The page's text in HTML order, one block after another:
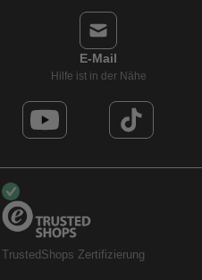
E-Mail
Hilfe ist in der Nähe
TrustedShops Zertifizierung